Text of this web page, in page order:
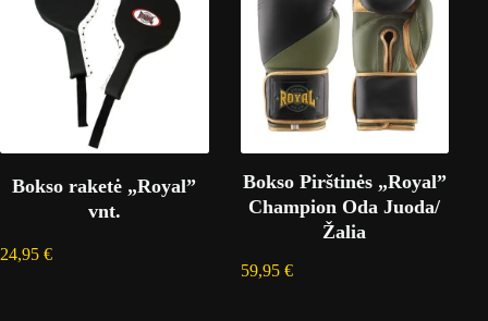
Bokso raketė „Royal”
vnt.
24,95 €
Bokso Pirštinės „Royal”
Champion Oda Juoda/
Žalia
59,95 €